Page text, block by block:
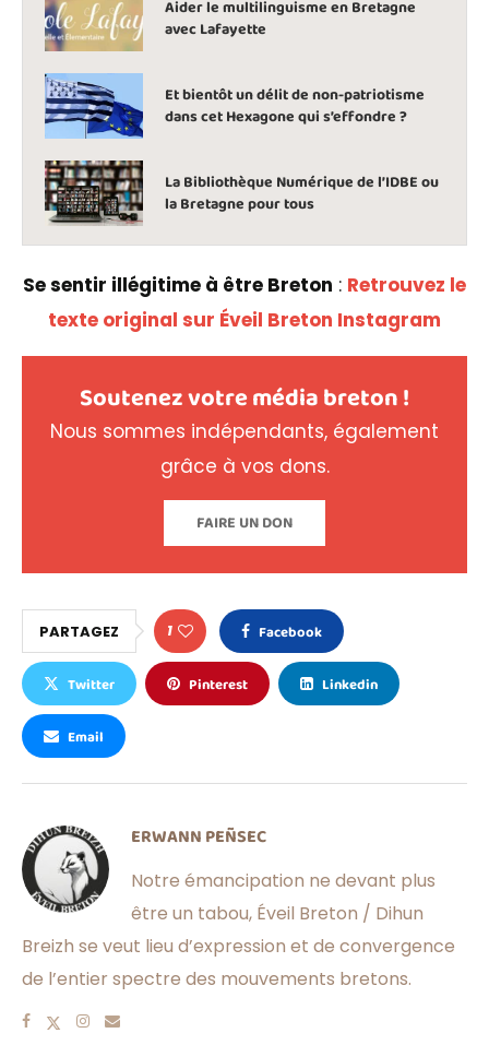
Aider le multilinguisme en Bretagne
avec Lafayette
Et bientôt un délit de non-patriotisme
dans cet Hexagone qui s’effondre ?
La Bibliothèque Numérique de l’IDBE ou
la Bretagne pour tous
Se sentir illégitime à être Breton : Retrouvez le
texte original sur Éveil Breton Instagram
Soutenez votre média breton !
Nous sommes indépendants, également
grâce à vos dons.
FAIRE UN DON
PARTAGEZ 1 Facebook
Twitter Pinterest Linkedin
Email
ERWANN PEÑSEC
Notre émancipation ne devant plus
être un tabou, Éveil Breton / Dihun
Breizh se veut lieu d’expression et de convergence
de l’entier spectre des mouvements bretons.